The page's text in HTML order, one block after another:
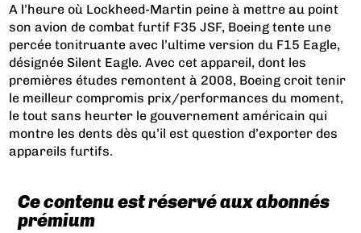
A l’heure où Lockheed-Martin peine à mettre au point
son avion de combat furtif F35 JSF, Boeing tente une
percée tonitruante avec l’ultime version du F15 Eagle,
désignée Silent Eagle. Avec cet appareil, dont les
premières études remontent à 2008, Boeing croit tenir
le meilleur compromis prix/performances du moment,
le tout sans heurter le gouvernement américain qui
montre les dents dès qu’il est question d’exporter des
appareils furtifs.
Ce contenu est réservé aux abonnés
prémium